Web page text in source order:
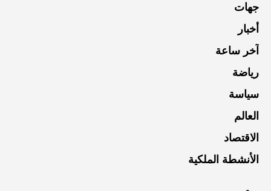
جهات
أخبار
آخر ساعة
رياضة
سياسة
العالم
الاقتصاد
الأنشطة الملكية